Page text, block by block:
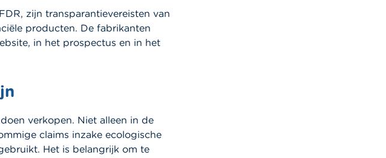
zijn transparantievereisten van
producten. De fabrikanten
in het prospectus en in het
verkopen. Niet alleen in de
claims inzake ecologische
Het is belangrijk om te